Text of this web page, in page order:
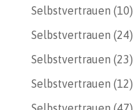
Selbstvertrauen (10)
Selbstvertrauen (24)
Selbstvertrauen (23)
Selbstvertrauen (12)